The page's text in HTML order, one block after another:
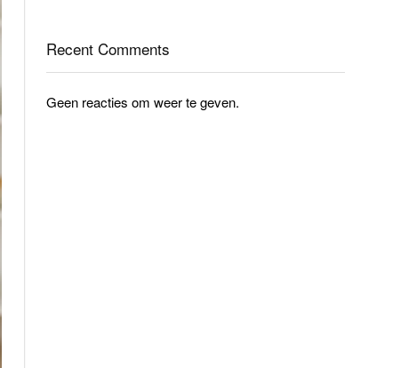
Recent Comments
Geen reacties om weer te geven.